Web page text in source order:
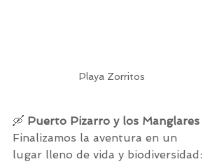
Playa Zorritos
🛶 Puerto Pizarro y los Manglares
Finalizamos la aventura en un
lugar lleno de vida y biodiversidad: